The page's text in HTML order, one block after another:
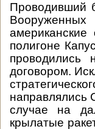
Проводивший
полигоне
проводились
договором.
направлялись
случае на
крылатые